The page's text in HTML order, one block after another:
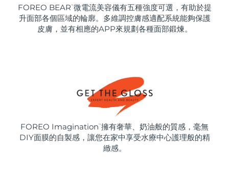
FOREO BEAR ™ 微電流美容儀有五種強度可選，有助於提
升面部各個區域的輪廓。多維調控膚感適配系統能夠保護
皮膚，並有相應的APP來規劃各種面部鍛煉。
FOREO Imagination ™ 擁有奢華、奶油般的質感，毫無
DIY面膜的自製感，讓您在家中享受水療中心護理般的精
緻感。